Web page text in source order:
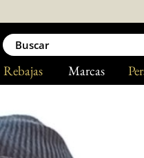
Marcas
Rebajas